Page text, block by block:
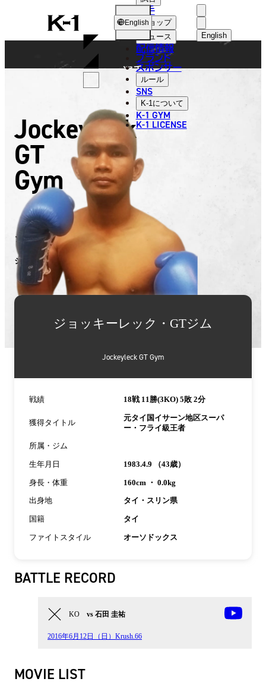
K-
1
English
選手
ショップ
ニュース
配信情報
ブランド
スポンサー
ルール
SNS
K-1について
K-1 GYM
K-1 LICENSE
English
FIGHTER
選手
Jockeyleck
GT
Gym
ジョッキーレック・GTジム
ジョッキーレック・GTジム
ジョッキーレック・GTジム
Jockeyleck GT Gym
戦績 18戦 11勝(3KO) 5敗 2分
獲得タイトル
元タイ国イサーン地区スーパ
ー・フライ級王者
所属・ジム
生年月日 1983.4.9 （43歳）
身長・体重 160cm ・ 0.0kg
出身地 タイ・スリン県
国籍 タイ
ファイトスタイル オーソドックス
BATTLE RECORD
KO vs 石田 圭祐
2016年6月12日（日）Krush.66
MOVIE LIST